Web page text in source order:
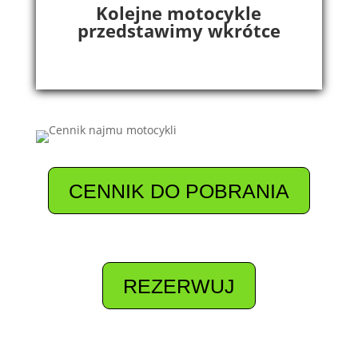
Kolejne motocykle
przedstawimy wkrótce
CENNIK DO POBRANIA
REZERWUJ